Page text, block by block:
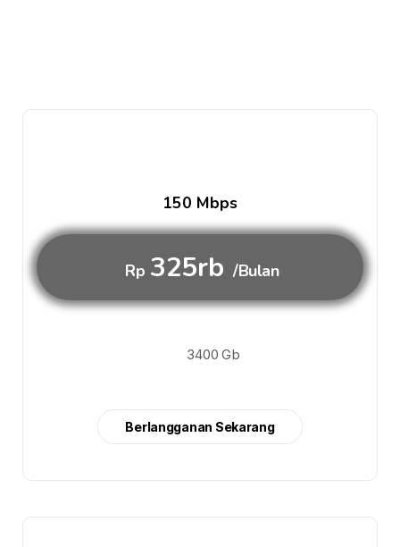
150 Mbps
Rp 325rb /Bulan
3400 Gb
Berlangganan Sekarang